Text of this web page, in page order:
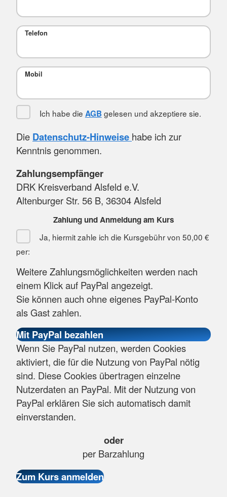
Telefon
Mobil
Ich habe die AGB gelesen und akzeptiere sie.
Die Datenschutz-Hinweise habe ich zur
Kenntnis genommen.
Zahlungsempfänger
DRK Kreisverband Alsfeld e.V.
Altenburger Str. 56 B, 36304 Alsfeld
Zahlung und Anmeldung am Kurs
Ja, hiermit zahle ich die Kursgebühr von 50,00 €
per:
Weitere Zahlungsmöglichkeiten werden nach
einem Klick auf PayPal angezeigt.
Sie können auch ohne eigenes PayPal-Konto
als Gast zahlen.
Wenn Sie PayPal nutzen, werden Cookies
aktiviert, die für die Nutzung von PayPal nötig
sind. Diese Cookies übertragen einzelne
Nutzerdaten an PayPal. Mit der Nutzung von
PayPal erklären Sie sich automatisch damit
einverstanden.
oder
per Barzahlung